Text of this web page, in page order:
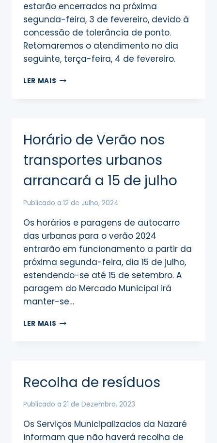
estarão encerrados na próxima
segunda-feira, 3 de fevereiro, devido à
concessão de tolerância de ponto.
Retomaremos o atendimento no dia
seguinte, terça-feira, 4 de fevereiro.
LER MAIS ENCERRAMENTO
PÚBLICO
Horário de Verão nos
transportes urbanos
arrancará a 15 de julho
Publicado a 12 de Julho, 2024
Os horários e paragens de autocarro
das urbanas para o verão 2024
entrarão em funcionamento a partir da
próxima segunda-feira, dia 15 de julho,
estendendo-se até 15 de setembro. A
paragem do Mercado Municipal irá
manter-se…
LER MAIS HORÁRIO
ARRANCARÁ
15
JULHO
Recolha de resíduos
Publicado a 21 de Dezembro, 2023
Os Serviços Municipalizados da Nazaré
informam que não haverá recolha de